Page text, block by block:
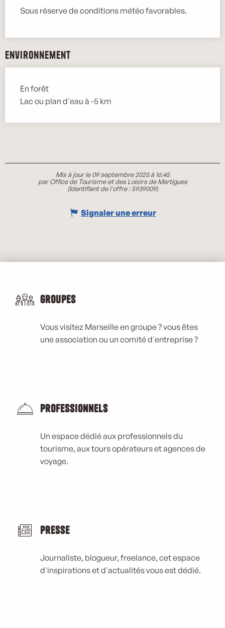
Sous réserve de conditions météo favorables.
Environnement
En forêt
Lac ou plan d'eau à -5 km
Mis à jour le 09 septembre 2025 à 16:45
par Office de Tourisme et des Loisirs de Martigues
(Identifiant de l'offre :5939009)
Signaler une erreur
Groupes
Vous visitez Marseille en groupe ? vous êtes
une association ou un comité d'entreprise ?
Professionnels
Un espace dédié aux professionnels du
tourisme, aux tours opérateurs et agences de
voyage.
Presse
Journaliste, blogueur, freelance, cet espace
d'inspirations et d'actualités vous est dédié.